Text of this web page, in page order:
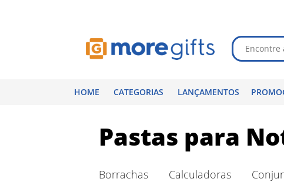
HOME CATEGORIAS LANÇAMENTOS
Pastas para
Borrachas Calculadoras